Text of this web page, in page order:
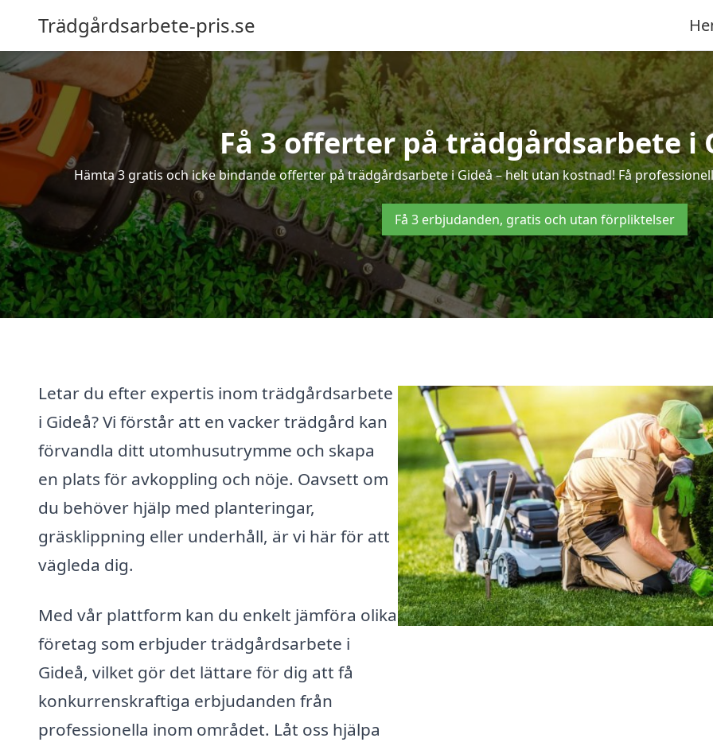
Trädgårdsarbete-pris.se
Få 3 offerter på trädgårdsarbete i
Hämta 3 gratis och icke bindande offerter på trädgårdsarbete i Gideå – helt utan kostnad! Få
Få 3 erbjudanden, gratis och utan förpliktelser
Letar du efter expertis inom trädgårdsarbete
i Gideå? Vi förstår att en vacker trädgård kan
förvandla ditt utomhusutrymme och skapa
en plats för avkoppling och nöje. Oavsett om
du behöver hjälp med planteringar,
gräsklippning eller underhåll, är vi här för att
vägleda dig.
Med vår plattform kan du enkelt jämföra olika
företag som erbjuder trädgårdsarbete i
Gideå, vilket gör det lättare för dig att få
konkurrenskraftiga erbjudanden från
professionella inom området. Låt oss hjälpa